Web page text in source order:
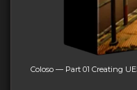
Coloso — Part 01 Creating